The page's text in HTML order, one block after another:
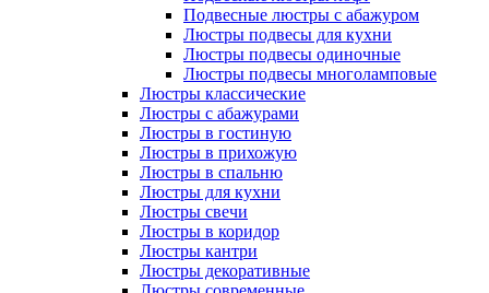
Подвесные люстры с абажуром
Люстры подвесы для кухни
Люстры подвесы одиночные
Люстры подвесы многоламповые
Люстры классические
Люстры с абажурами
Люстры в гостиную
Люстры в прихожую
Люстры в спальню
Люстры для кухни
Люстры свечи
Люстры в коридор
Люстры кантри
Люстры декоративные